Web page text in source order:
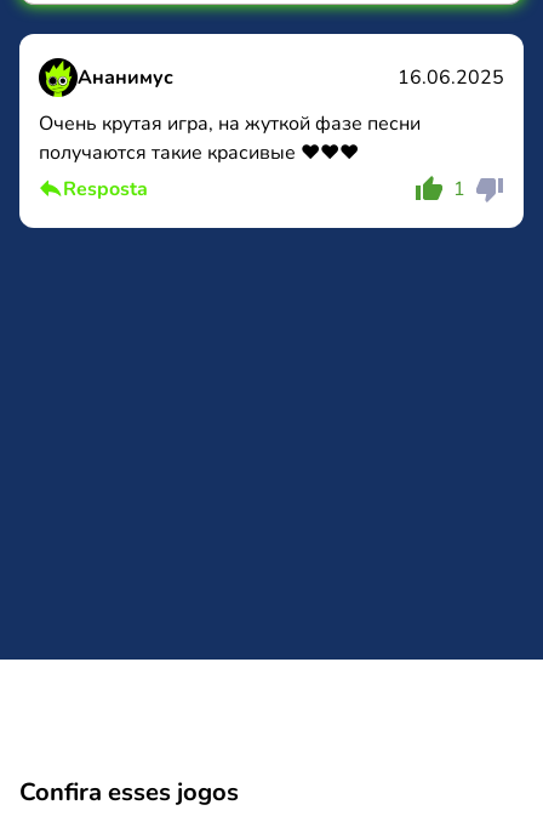
Ананимус
16.06.2025
Очень крутая игра, на жуткой фазе песни
получаются такие красивые ❤️❤️❤️
Resposta
1
Cancelar Comentário
Confira esses jogos